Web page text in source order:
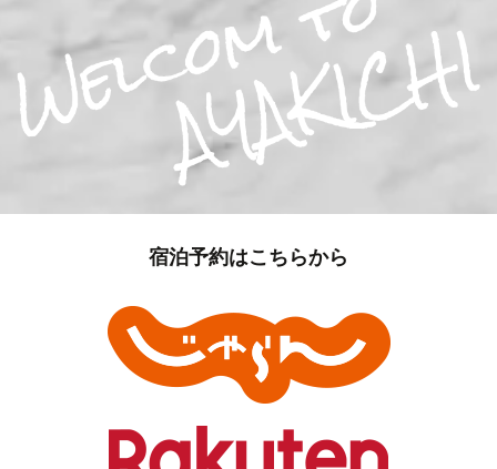
宿泊予約はこちらから